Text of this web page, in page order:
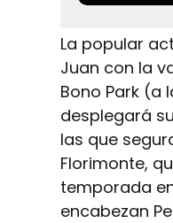
La popular
Juan con la
Bono Park (a
desplegará
las que
Florimonte,
temporada
encabezan